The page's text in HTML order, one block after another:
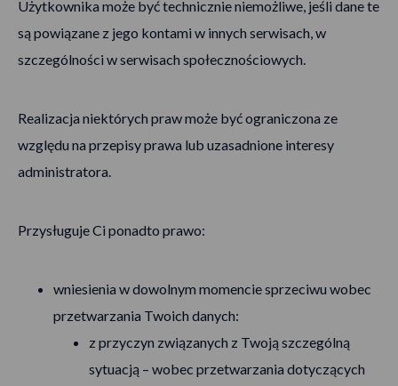
Użytkownika może być technicznie niemożliwe, jeśli dane te
są powiązane z jego kontami w innych serwisach, w
szczególności w serwisach społecznościowych.
Realizacja niektórych praw może być ograniczona ze
względu na przepisy prawa lub uzasadnione interesy
administratora.
Przysługuje Ci ponadto prawo:
wniesienia w dowolnym momencie sprzeciwu wobec
przetwarzania Twoich danych:
z przyczyn związanych z Twoją szczególną
sytuacją – wobec przetwarzania dotyczących